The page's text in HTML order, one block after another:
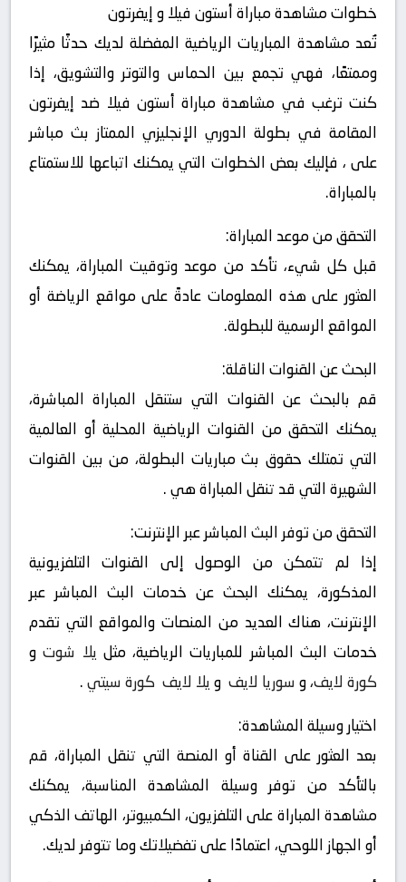
خطوات مشاهدة مباراة أستون فيلا و إيفرتون
تُعد مشاهدة المباريات الرياضية المفضلة لديك حدثًا مثيرًا
وممتعًا، فهي تجمع بين الحماس والتوتر والتشويق، إذا
كنت ترغب في مشاهدة مباراة أستون فيلا ضد إيفرتون
المقامة في بطولة الدوري الإنجليزي الممتاز بث مباشر
على ، فإليك بعض الخطوات التي يمكنك اتباعها للاستمتاع
بالمباراة.
التحقق من موعد المباراة:
قبل كل شيء، تأكد من موعد وتوقيت المباراة، يمكنك
العثور على هذه المعلومات عادةً على مواقع الرياضة أو
المواقع الرسمية للبطولة.
البحث عن القنوات الناقلة:
قم بالبحث عن القنوات التي ستنقل المباراة المباشرة،
يمكنك التحقق من القنوات الرياضية المحلية أو العالمية
التي تمتلك حقوق بث مباريات البطولة، من بين القنوات
الشهيرة التي قد تنقل المباراة هي .
التحقق من توفر البث المباشر عبر الإنترنت:
إذا لم تتمكن من الوصول إلى القنوات التلفزيونية
المذكورة، يمكنك البحث عن خدمات البث المباشر عبر
الإنترنت، هناك العديد من المنصات والمواقع التي تقدم
خدمات البث المباشر للمباريات الرياضية، مثل يلا شوتو
كورة لايف، وسوريا لايف ويلا لايف كورة سيتي.
اختيار وسيلة المشاهدة:
بعد العثور على القناة أو المنصة التي تنقل المباراة، قم
بالتأكد من توفر وسيلة المشاهدة المناسبة، يمكنك
مشاهدة المباراة على التلفزيون، الكمبيوتر، الهاتف الذكي
أو الجهاز اللوحي، اعتمادًا على تفضيلاتك وما تتوفر لديك.